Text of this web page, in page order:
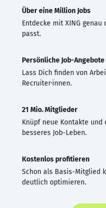
Über eine Million Jobs
Entdecke mit XING genau
passt.
Persönliche Job-Angebote
Lass Dich finden von
Recruiter·innen.
21 Mio. Mitglieder
Knüpf neue Kontakte
besseres Job-Leben.
Kostenlos profitieren
Schon als Basis-Mitglied
deutlich optimieren.